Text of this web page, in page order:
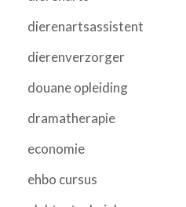
dierenartsassistent
dierenverzorger
douane opleiding
dramatherapie
economie
ehbo cursus